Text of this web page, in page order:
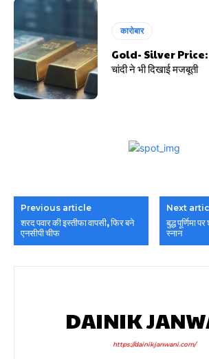
कारोबार
Gold- Silver Price:
चांदी ने भी दिखाई मजबूती
Previous article
शरद पवार की इस्तीफा वापसी, फिर बने
एनसीपी चीफ
Next
बुद्ध पूर्णिमा
स्नान
DAINIK
https://dainikjanwani.com/